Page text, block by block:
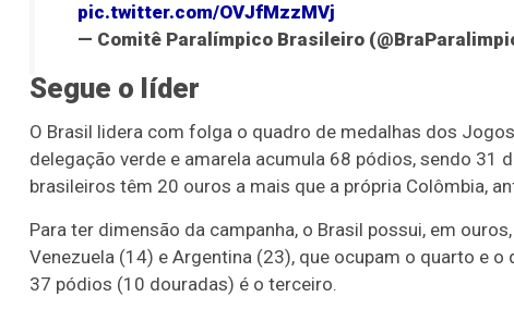
pic.twitter.com/OVJfMzzMVj
— Comitê Paralímpico Brasileiro
Segue o líder
O Brasil lidera com folga o quadro de medalhas dos
delegação verde e amarela acumula 68 pódios, sendo 31
brasileiros têm 20 ouros a mais que a própria Colômbia,
Para ter dimensão da campanha, o Brasil possui, em
Venezuela (14) e Argentina (23), que ocupam o quarto e
37 pódios (10 douradas) é o terceiro.